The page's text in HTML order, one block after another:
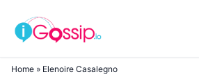
Skip to content
Home » Elenoire Casalegno